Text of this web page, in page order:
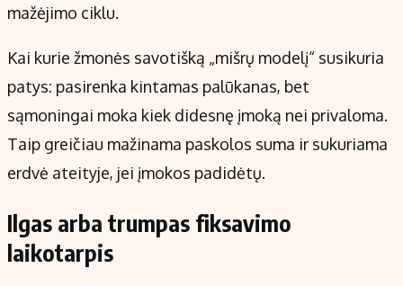
mažėjimo ciklu.
Kai kurie žmonės savotišką „mišrų modelį“ susikuria
patys: pasirenka kintamas palūkanas, bet
sąmoningai moka kiek didesnę įmoką nei privaloma.
Taip greičiau mažinama paskolos suma ir sukuriama
erdvė ateityje, jei įmokos padidėtų.
Ilgas arba trumpas fiksavimo
laikotarpis